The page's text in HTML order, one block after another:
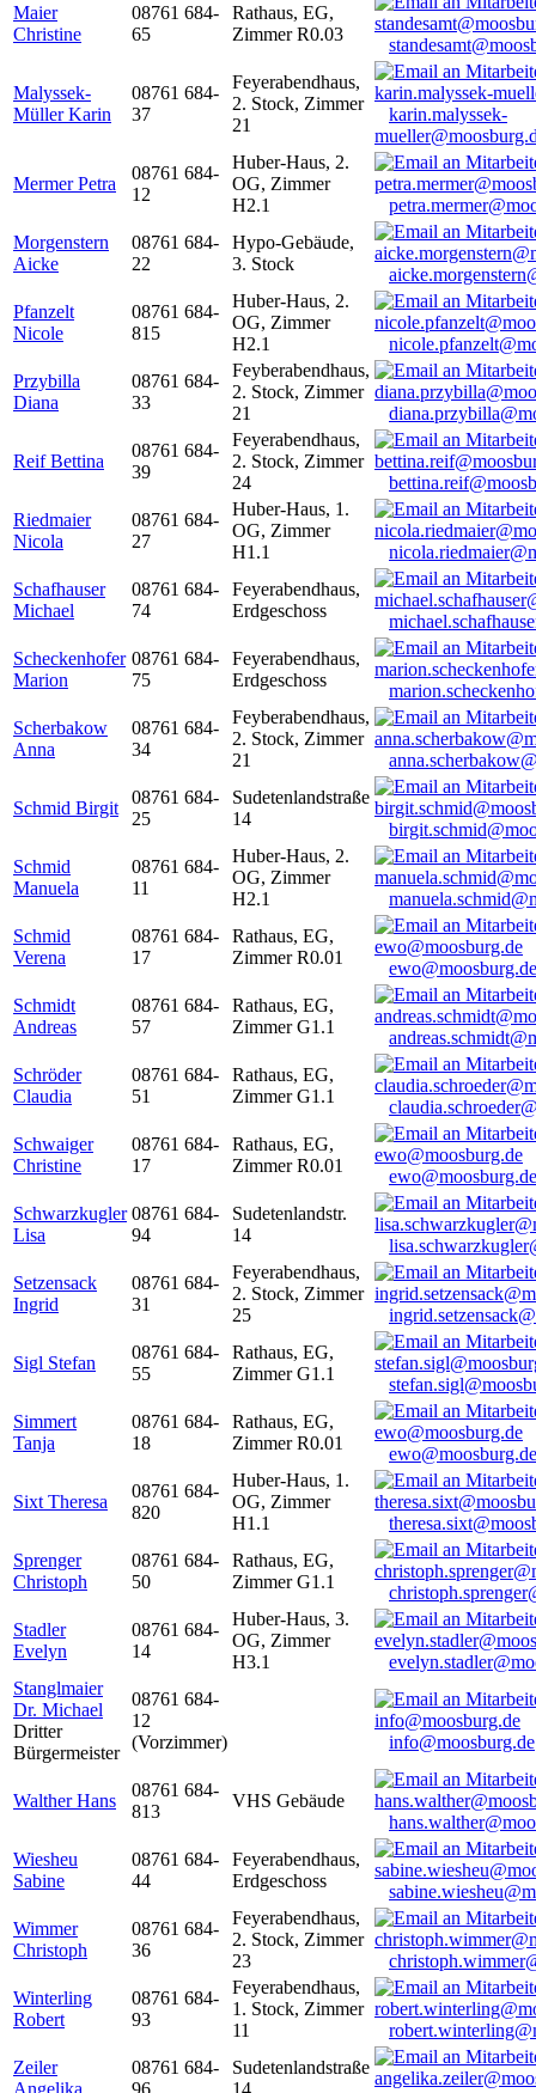
Maier
Christine
08761 684-
65
Rathaus, EG,
Zimmer R0.03
Malyssek-
Müller Karin
08761 684-
37
Feyerabendhaus,
2. Stock, Zimmer
21
karin.malyssek-
Mermer Petra
08761 684-
12
Huber-Haus, 2.
OG, Zimmer
H2.1
Morgenstern
Aicke
08761 684-
22
Hypo-Gebäude,
3. Stock
Pfanzelt
Nicole
08761 684-
815
Huber-Haus, 2.
OG, Zimmer
H2.1
Przybilla
Diana
08761 684-
33
Feyberabendhaus,
2. Stock, Zimmer
21
Reif Bettina
08761 684-
39
Feyerabendhaus,
2. Stock, Zimmer
24
Riedmaier
Nicola
08761 684-
27
Huber-Haus, 1.
OG, Zimmer
H1.1
Schafhauser
Michael
08761 684-
74
Feyerabendhaus,
Erdgeschoss
Scheckenhofer
Marion
08761 684-
75
Feyerabendhaus,
Erdgeschoss
Scherbakow
Anna
08761 684-
34
Feyberabendhaus,
2. Stock, Zimmer
21
Schmid Birgit
08761 684-
25
Sudetenlandstraße
14
Schmid
Manuela
08761 684-
11
Huber-Haus, 2.
OG, Zimmer
H2.1
Schmid
Verena
08761 684-
17
Rathaus, EG,
Zimmer R0.01
ewo@moosburg.de
Schmidt
Andreas
08761 684-
57
Rathaus, EG,
Zimmer G1.1
Schröder
Claudia
08761 684-
51
Rathaus, EG,
Zimmer G1.1
Schwaiger
Christine
08761 684-
17
Rathaus, EG,
Zimmer R0.01
ewo@moosburg.de
Schwarzkugler
Lisa
08761 684-
94
Sudetenlandstr.
14
Setzensack
Ingrid
08761 684-
31
Feyerabendhaus,
2. Stock, Zimmer
25
Sigl Stefan
08761 684-
55
Rathaus, EG,
Zimmer G1.1
Simmert
Tanja
08761 684-
18
Rathaus, EG,
Zimmer R0.01
ewo@moosburg.de
Sixt Theresa
08761 684-
820
Huber-Haus, 1.
OG, Zimmer
H1.1
Sprenger
Christoph
08761 684-
50
Rathaus, EG,
Zimmer G1.1
Stadler
Evelyn
08761 684-
14
Huber-Haus, 3.
OG, Zimmer
H3.1
Stanglmaier
Dr. Michael
Dritter
Bürgermeister
08761 684-
12
(Vorzimmer)
info@moosburg.de
Walther Hans
08761 684-
813
VHS Gebäude
Wiesheu
Sabine
08761 684-
44
Feyerabendhaus,
Erdgeschoss
Wimmer
Christoph
08761 684-
36
Feyerabendhaus,
2. Stock, Zimmer
23
Winterling
Robert
08761 684-
93
Feyerabendhaus,
1. Stock, Zimmer
11
Zeiler
Angelika
08761 684-
96
Sudetenlandstraße
14